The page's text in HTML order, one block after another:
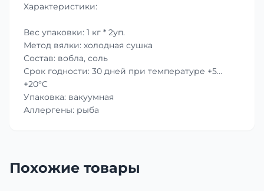
Характеристики:
Вес упаковки: 1 кг * 2уп.
Метод вялки: холодная сушка
Состав: вобла, соль
Срок годности: 30 дней при температуре +5…
+20°C
Упаковка: вакуумная
Аллергены: рыба
Похожие товары